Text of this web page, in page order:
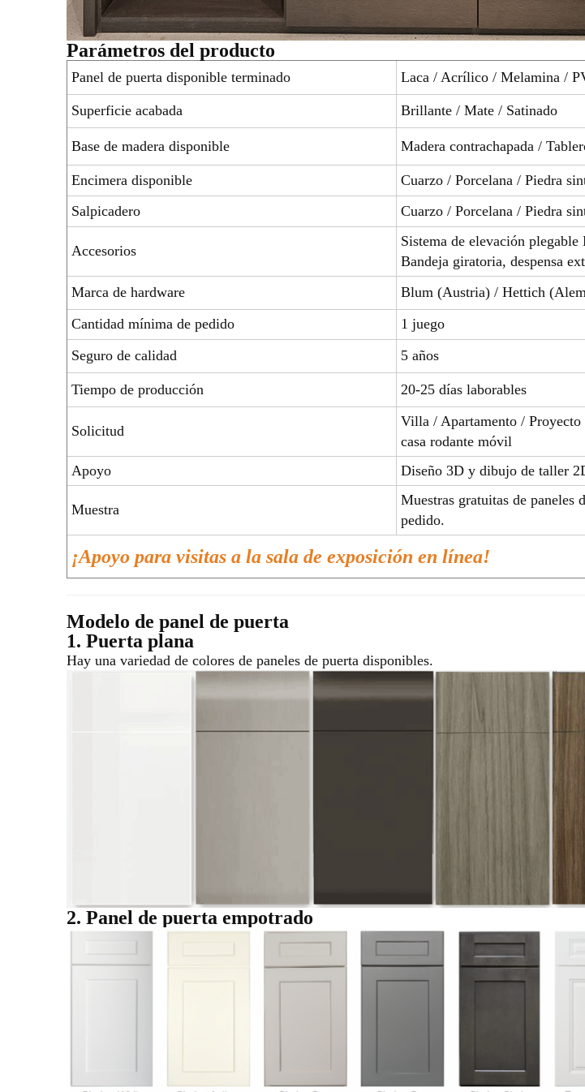
Parámetros del producto
Panel de puerta disponible terminado Laca / Acrílico / Melamina /
Superficie acabada Brillante / Mate / Satinado
Base de madera disponible Madera contrachapada /
Encimera disponible
Cuarzo / Porcelana / Piedra
Salpicadero
Cuarzo / Porcelana / Piedra
Accesorios
Sistema de elevación
Bandeja giratoria, despensa
Marca de hardware
Blum (Austria) / Hettich
Cantidad mínima de pedido
1 juego
Seguro de calidad
5 años
Tiempo de producción 20-25 días laborables
Solicitud
Villa / Apartamento / Proyecto
casa rodante móvil
Apoyo
Diseño 3D y dibujo de taller
Muestra
Muestras gratuitas de paneles
pedido.
¡Apoyo para visitas a la sala de exposición en línea!
Modelo de panel de puerta
1. Puerta plana
Hay una variedad de colores de paneles de puerta disponibles.
2. Panel de puerta empotrado